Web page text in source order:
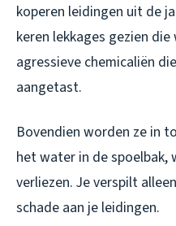
koperen leidingen uit de
keren lekkages gezien
agressieve chemicaliën
aangetast.
Bovendien worden ze in
het water in de spoelbak,
verliezen. Je verspilt
schade aan je leidingen.